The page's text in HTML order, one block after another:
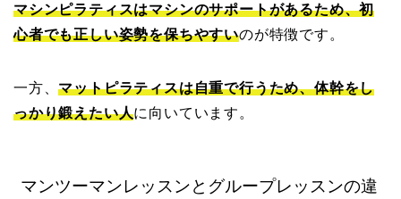
マシンピラティスはマシンのサポートがあるため、初
心者でも正しい姿勢を保ちやすいのが特徴です。
一方、マットピラティスは自重で行うため、体幹をし
っかり鍛えたい人に向いています。
マンツーマンレッスンとグループレッスンの違